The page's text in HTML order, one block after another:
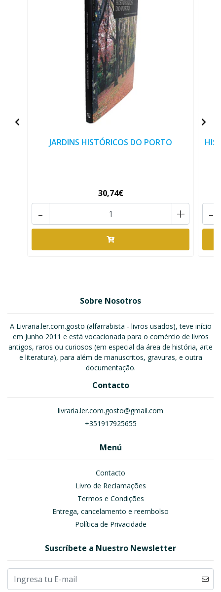
JARDINS HISTÓRICOS DO PORTO
30,74€
+
- -
Sobre Nosotros
A Livraria.ler.com.gosto (alfarrabista - livros usados), teve início
em Junho 2011 e está vocacionada para o comércio de livros
antigos, raros ou curiosos (em especial da área de história, arte
e literatura), para além de manuscritos, gravuras, e outra
documentação.
Contacto
livraria.ler.com.gosto@gmail.com
+351917925655
Menú
Contacto
Livro de Reclamações
Termos e Condições
Entrega, cancelamento e reembolso
Política de Privacidade
Suscríbete a Nuestro Newsletter